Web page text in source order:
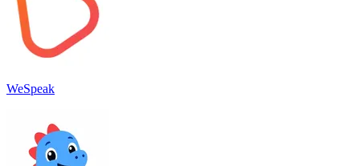
WeSpeak